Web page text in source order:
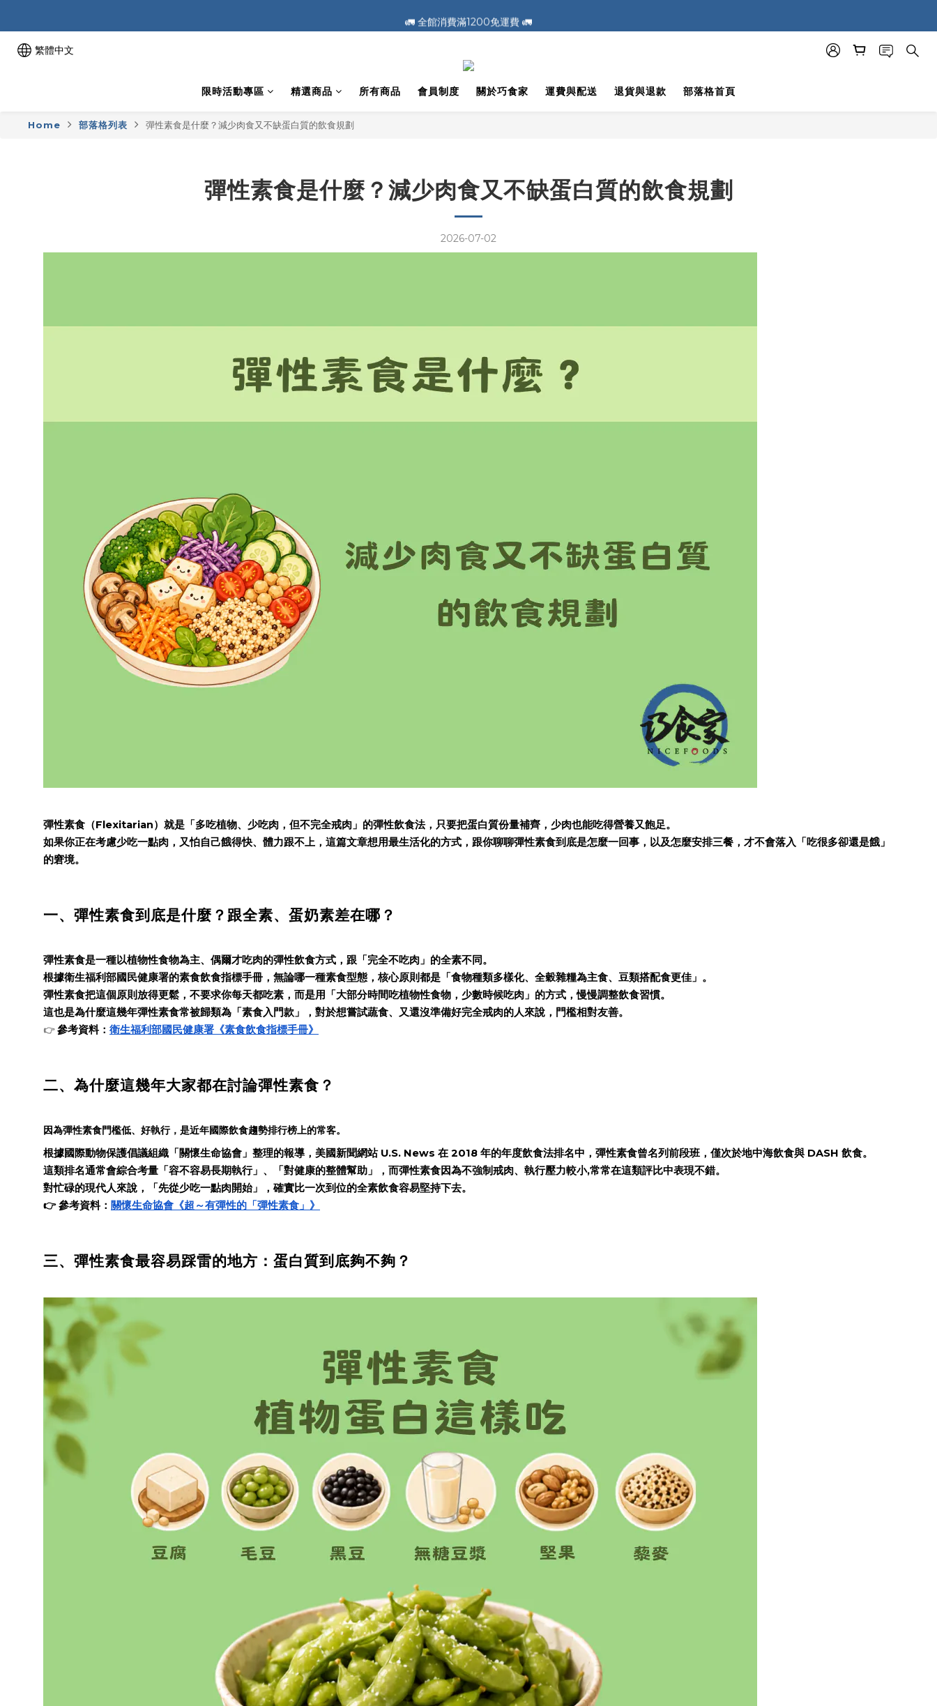
🚛 全館消費滿1200免運費 🚛
🚛 全館消費滿1200免運費 🚛
繁體中文
限時活動專區 精選商品 所有商品 會員制度 關於巧食家 運費與配送 退貨與退款 部落格首頁
Home 部落格列表 彈性素食是什麼？減少肉食又不缺蛋白質的飲食規劃
彈性素食是什麼？減少肉食又不缺蛋白質的飲食規劃
2026-07-02
彈性素食（Flexitarian）就是「多吃植物、少吃肉，但不完全戒肉」的彈性飲食法，只要把蛋白質份量補齊，少肉也能吃得營養又飽足。
如果你正在考慮少吃一點肉，又怕自己餓得快、體力跟不上，這篇文章想用最生活化的方式，跟你聊聊彈性素食到底是怎麼一回事，以及怎麼安排三餐，才不會落入「吃很多卻還是餓」
的窘境。
一、彈性素食到底是什麼？跟全素、蛋奶素差在哪？
彈性素食是一種以植物性食物為主、偶爾才吃肉的彈性飲食方式，跟「完全不吃肉」的全素不同。
根據衛生福利部國民健康署的素食飲食指標手冊，無論哪一種素食型態，核心原則都是「食物種類多樣化、全穀雜糧為主食、豆類搭配食更佳」。
彈性素食把這個原則放得更鬆，不要求你每天都吃素，而是用「大部分時間吃植物性食物，少數時候吃肉」的方式，慢慢調整飲食習慣。
這也是為什麼這幾年彈性素食常被歸類為「素食入門款」，對於想嘗試蔬食、又還沒準備好完全戒肉的人來說，門檻相對友善。
👉 參考資料： 衛生福利部國民健康署《素食飲食指標手冊》
二、為什麼這幾年大家都在討論彈性素食？
因為彈性素食門檻低、好執行，是近年國際飲食趨勢排行榜上的常客。
根據國際動物保護倡議組織「關懷生命協會」整理的報導，美國新聞網站 U.S. News 在 2018 年的年度飲食法排名中，彈性素食曾名列前段班，僅次於地中海飲食與 DASH 飲食。
這類排名通常會綜合考量「容不容易長期執行」、「對健康的整體幫助」，而彈性素食因為不強制戒肉、執行壓力較小,常常在這類評比中表現不錯。
對忙碌的現代人來說，「先從少吃一點肉開始」，確實比一次到位的全素飲食容易堅持下去。
👉參考資料： 關懷生命協會《超～有彈性的「彈性素食」》
三、彈性素食最容易踩雷的地方：蛋白質到底夠不夠？